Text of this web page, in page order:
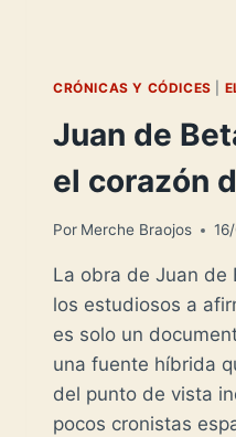
CRÓNICAS Y CÓDICES
Juan de
el corazón
Por Merche Braojos
La obra de Juan de
los estudiosos a
es solo un
una fuente híbrida
del punto de vista
pocos cronistas